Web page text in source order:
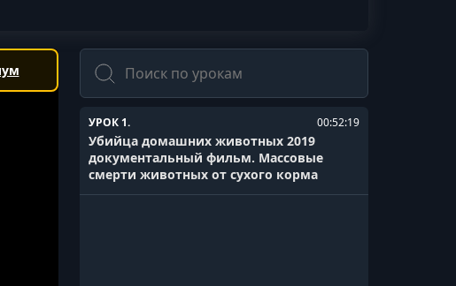
Поиск
УРОК 1. 00:52:19
Убийца домашних животных 2019
документальный фильм. Массовые
смерти животных от сухого корма